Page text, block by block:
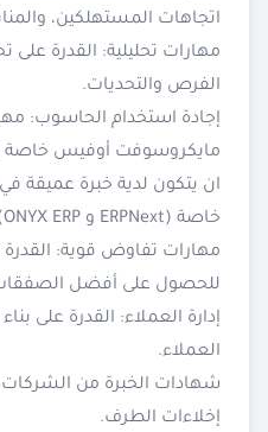
اتجاهات المستهلكين،
مهارات تحليلية: القدرة على
الفرص والتحديات.
إجادة استخدام الحاسوب:
ان يتكون لدية خبرة عميقة
خاصة (ERPNext و ONYX ERP).
مهارات تفاوض قوية: القدرة
للحصول على أفضل
إدارة العملاء: القدرة على
العملاء.
شهادات الخبرة من
إخلاءات الطرف.